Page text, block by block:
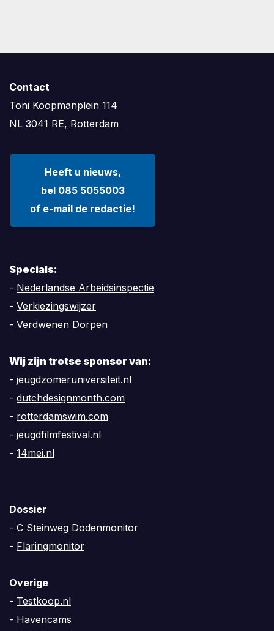
Contact
Toni Koopmanplein 114
NL 3041 RE, Rotterdam
Heeft u nieuws,
bel 085 5055003
of e-mail de redactie!
Specials:
- Nederlandse Arbeidsinspectie
- Verkiezingswijzer
- Verdwenen Dorpen
Wij zijn trotse sponsor van:
- jeugdzomeruniversiteit.nl
- dutchdesignmonth.com
- rotterdamswim.com
- jeugdfilmfestival.nl
- 14mei.nl
Dossier
- C Steinweg Dodenmonitor
- Flaringmonitor
Overige
- Testkoop.nl
- Havencams